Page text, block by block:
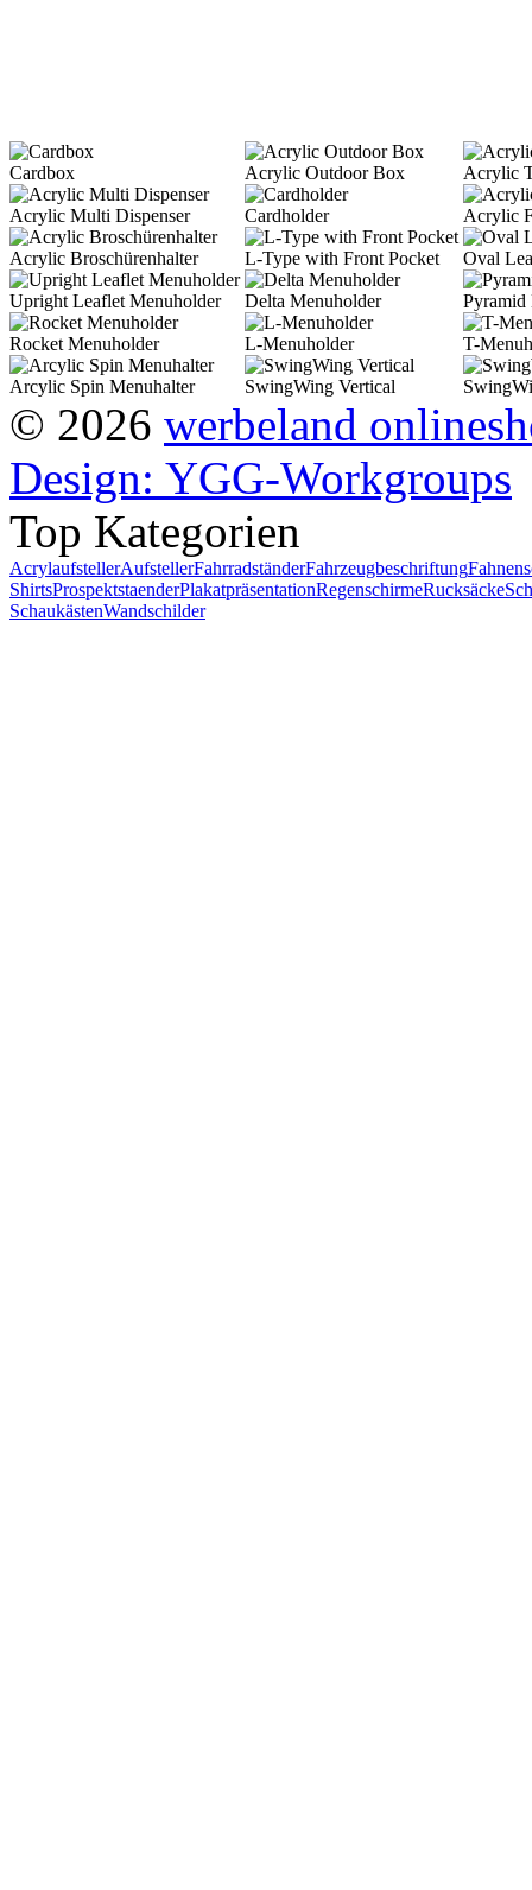
Cardbox Acrylic Outdoor Box Acrylic
Acrylic Multi Dispenser Cardholder Acrylic
Acrylic Broschürenhalter L-Type with Front Pocket Oval
Upright Leaflet Menuholder Delta Menuholder Pyramid
Rocket Menuholder L-Menuholder T-
Arcylic Spin Menuhalter SwingWing Vertical
© 2026 werbeland
Design: YGG-Workgroups
Top Kategorien
AcrylaufstellerAufstellerFahrradständerFahrzeugbeschriftung
ShirtsProspektstaenderPlakatpräsentationRegenschirmeRucksäcke
SchaukästenWandschilder